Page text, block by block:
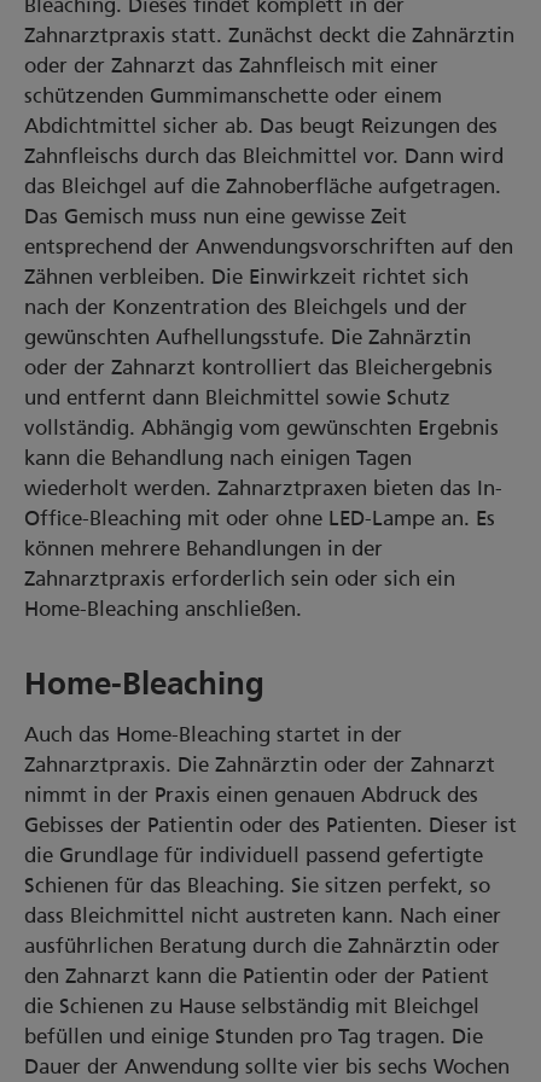
Bleaching. Dieses findet komplett in der
Zahnarztpraxis statt. Zunächst deckt die Zahnärztin
oder der Zahnarzt das Zahnfleisch mit einer
schützenden Gummimanschette oder einem
Abdichtmittel sicher ab. Das beugt Reizungen des
Zahnfleischs durch das Bleichmittel vor. Dann wird
das Bleichgel auf die Zahnoberfläche aufgetragen.
Das Gemisch muss nun eine gewisse Zeit
entsprechend der Anwendungsvorschriften auf den
Zähnen verbleiben. Die Einwirkzeit richtet sich
nach der Konzentration des Bleichgels und der
gewünschten Aufhellungsstufe. Die Zahnärztin
oder der Zahnarzt kontrolliert das Bleichergebnis
und entfernt dann Bleichmittel sowie Schutz
vollständig. Abhängig vom gewünschten Ergebnis
kann die Behandlung nach einigen Tagen
wiederholt werden. Zahnarztpraxen bieten das In-
Office-Bleaching mit oder ohne LED-Lampe an. Es
können mehrere Behandlungen in der
Zahnarztpraxis erforderlich sein oder sich ein
Home-Bleaching anschließen.
Home-Bleaching
Auch das Home-Bleaching startet in der
Zahnarztpraxis. Die Zahnärztin oder der Zahnarzt
nimmt in der Praxis einen genauen Abdruck des
Gebisses der Patientin oder des Patienten. Dieser ist
die Grundlage für individuell passend gefertigte
Schienen für das Bleaching. Sie sitzen perfekt, so
dass Bleichmittel nicht austreten kann. Nach einer
ausführlichen Beratung durch die Zahnärztin oder
den Zahnarzt kann die Patientin oder der Patient
die Schienen zu Hause selbständig mit Bleichgel
befüllen und einige Stunden pro Tag tragen. Die
Dauer der Anwendung sollte vier bis sechs Wochen